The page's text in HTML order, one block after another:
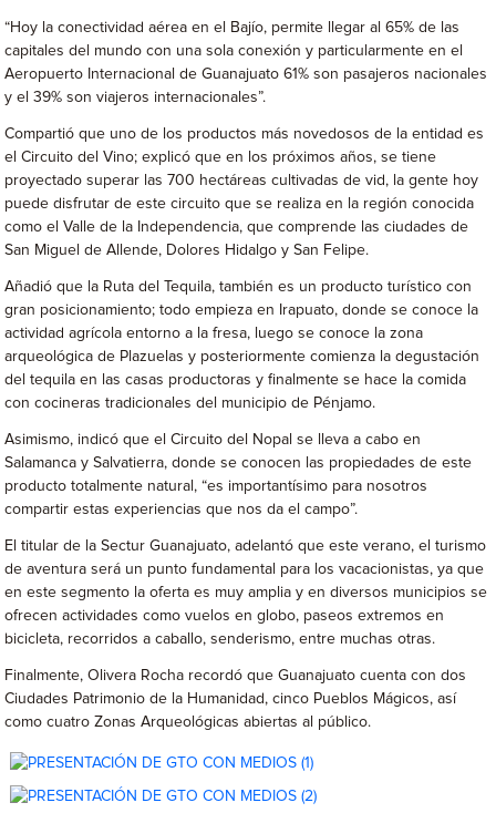
“Hoy la conectividad aérea en el Bajío, permite llegar al 65% de las
capitales del mundo con una sola conexión y particularmente en el
Aeropuerto Internacional de Guanajuato 61% son pasajeros nacionales
y el 39% son viajeros internacionales”.
Compartió que uno de los productos más novedosos de la entidad es
el Circuito del Vino; explicó que en los próximos años, se tiene
proyectado superar las 700 hectáreas cultivadas de vid, la gente hoy
puede disfrutar de este circuito que se realiza en la región conocida
como el Valle de la Independencia, que comprende las ciudades de
San Miguel de Allende, Dolores Hidalgo y San Felipe.
Añadió que la Ruta del Tequila, también es un producto turístico con
gran posicionamiento; todo empieza en Irapuato, donde se conoce la
actividad agrícola entorno a la fresa, luego se conoce la zona
arqueológica de Plazuelas y posteriormente comienza la degustación
del tequila en las casas productoras y finalmente se hace la comida
con cocineras tradicionales del municipio de Pénjamo.
Asimismo, indicó que el Circuito del Nopal se lleva a cabo en
Salamanca y Salvatierra, donde se conocen las propiedades de este
producto totalmente natural, “es importantísimo para nosotros
compartir estas experiencias que nos da el campo”.
El titular de la Sectur Guanajuato, adelantó que este verano, el turismo
de aventura será un punto fundamental para los vacacionistas, ya que
en este segmento la oferta es muy amplia y en diversos municipios se
ofrecen actividades como vuelos en globo, paseos extremos en
bicicleta, recorridos a caballo, senderismo, entre muchas otras.
Finalmente, Olivera Rocha recordó que Guanajuato cuenta con dos
Ciudades Patrimonio de la Humanidad, cinco Pueblos Mágicos, así
como cuatro Zonas Arqueológicas abiertas al público.